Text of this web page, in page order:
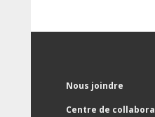
Nous joindre
Centre de